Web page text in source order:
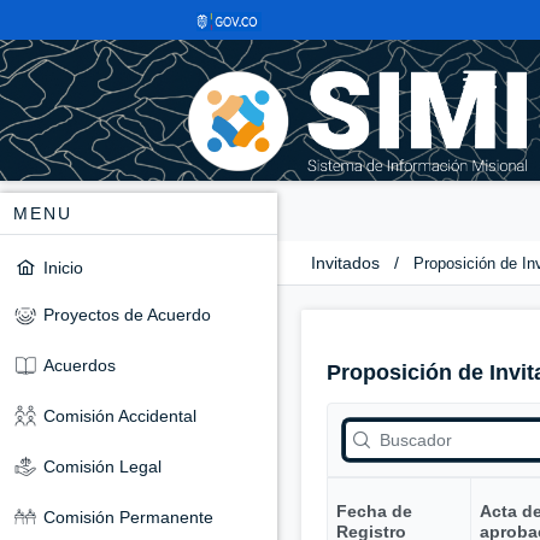
MENU
Inicio
Proyectos de Acuerdo
Acuerdos
Comisión Accidental
Comisión Legal
Comisión Permanente
Invitados / Proposición de
Proposición de
Fecha de
Registro
Acta